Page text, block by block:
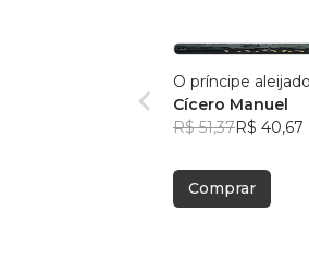
O príncipe aleijado
Cícero Manuel
R$ 51,37R$ 40,67
Comprar